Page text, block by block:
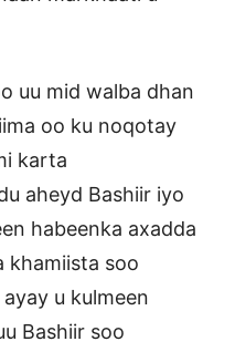
uu mid walba dhan
oo ku noqotay
karta
aheyd Bashiir iyo
habeenka axadda
khamiista soo
u kulmeen
Bashiir soo